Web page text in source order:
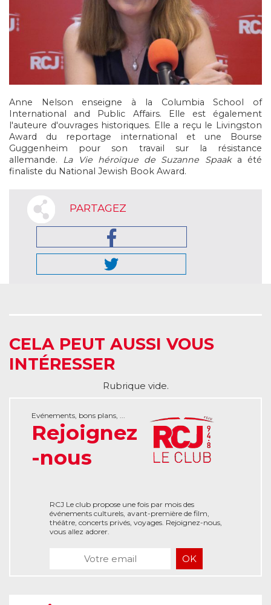
Anne Nelson enseigne à la Columbia School of
International and Public Affairs. Elle est également
l'auteure d'ouvrages historiques. Elle a reçu le Livingston
Award du reportage international et une Bourse
Guggenheim pour son travail sur la résistance
allemande. La Vie héroïque de Suzanne Spaaka été
finaliste du National Jewish Book Award.
PARTAGEZ
CELA PEUT AUSSI VOUS
INTÉRESSER
Rubrique vide.
Evénements, bons plans, ...
Rejoignez
-nous
RCJ Le club propose une fois par mois des
événements culturels, avant-première de film,
théâtre, concerts privés, voyages. Rejoignez-nous,
vous allez adorer.